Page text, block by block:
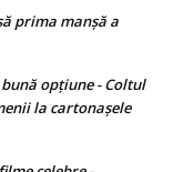
prima manșă a
opțiune - Coltul
la cartonașele